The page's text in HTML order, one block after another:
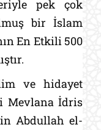
pek çok
bir İslam
En Etkili 500
ve hidayet
Mevlana İdris
Abdullah el-